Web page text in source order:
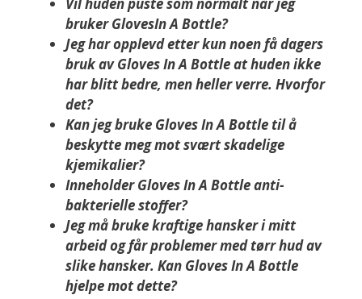
bruker GlovesIn A Bottle?
Jeg har opplevd etter kun noen få dagers
bruk av Gloves In A Bottle at huden ikke
har blitt bedre, men heller verre. Hvorfor
det?
Kan jeg bruke Gloves In A Bottle til å
beskytte meg mot svært skadelige
kjemikalier?
Inneholder Gloves In A Bottle anti-
bakterielle stoffer?
Jeg må bruke kraftige hansker i mitt
arbeid og får problemer med tørr hud av
slike hansker. Kan Gloves In A Bottle
hjelpe mot dette?